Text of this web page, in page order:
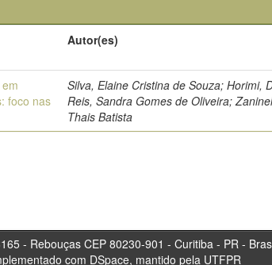
Autor(es)
foco nas
Silva, Elaine Cristina de Souza; Horimi,
Reis, Sandra Gomes de Oliveira;
Thais Batista
- Rebouças CEP 80230-901 -
com DSpace, mantido pela UTFPR